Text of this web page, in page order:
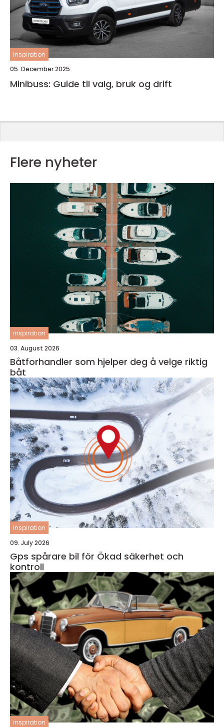
inspiration
05. December 2025
Minibuss: Guide til valg, bruk og drift
Flere nyheter
inspiration
03. August 2026
Båtforhandler som hjelper deg å velge riktig
båt
inspiration
09. July 2026
Gps spårare bil för Ökad säkerhet och
kontroll
inspiration